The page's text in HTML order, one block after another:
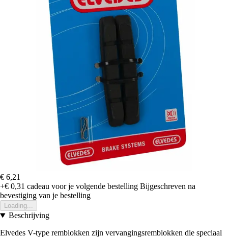
€ 6,21
+€ 0,31 cadeau voor je volgende bestelling Bijgeschreven na
bevestiging van je bestelling
Loading...
Beschrijving
Elvedes V-type remblokken zijn vervangingsremblokken die speciaal